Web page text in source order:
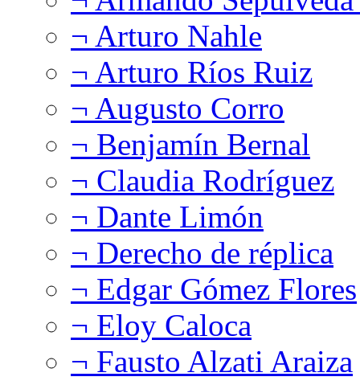
¬ Arturo Nahle
¬ Arturo Ríos Ruiz
¬ Augusto Corro
¬ Benjamín Bernal
¬ Claudia Rodríguez
¬ Dante Limón
¬ Derecho de réplica
¬ Edgar Gómez Flores
¬ Eloy Caloca
¬ Fausto Alzati Araiza